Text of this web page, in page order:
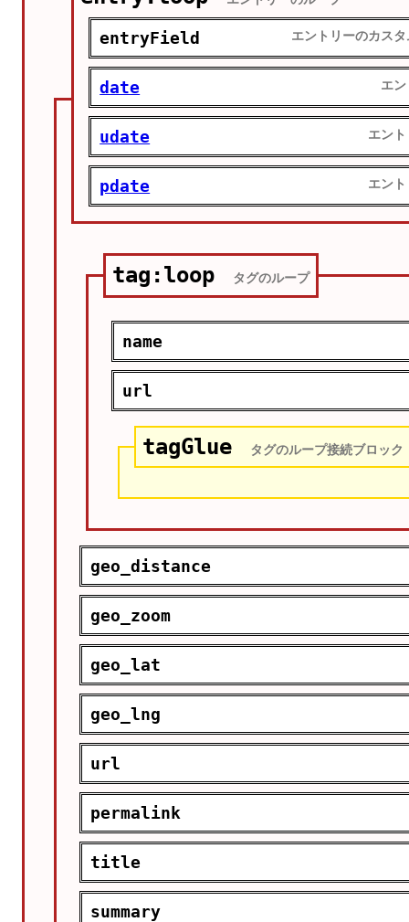
entryField エントリーのカス
date エ
udate エン
pdate エン
tag:loop タグのループ
name
url
tagGlue タグのループ接続ブロック
geo_distance
geo_zoom
geo_lat
geo_lng
url
permalink
title
summary